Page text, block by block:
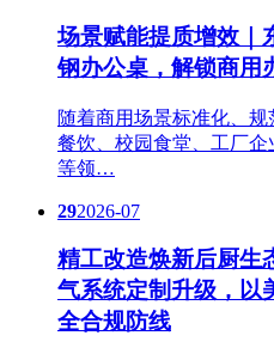
场景赋能提质增效｜
钢办公桌，解锁商用
随着商用场景标准化、
餐饮、校园食堂、工厂
等领…
292026-07
精工改造焕新后厨生
气系统定制升级，以
全合规防线